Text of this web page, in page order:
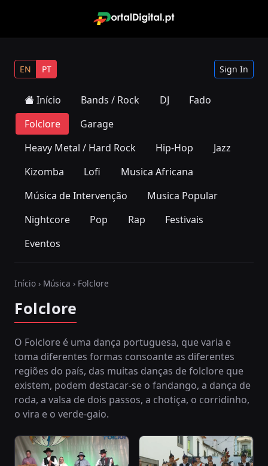
EN PT Sign In
Início Bands / Rock DJ
Fado
Folclore
Garage
Heavy Metal / Hard Rock
Hip-Hop
Jazz
Kizomba
Lofi
Musica Africana
Música de Intervenção
Musica Popular
Nightcore
Pop Rap
Festivais
Eventos
Início › Música › Folclore
Folclore
O Folclore é uma dança portuguesa, que varia e
toma diferentes formas consoante as diferentes
regiões do país, das muitas danças de folclore que
existem, podem destacar-se o fandango, a dança de
roda, a valsa de dois passos, a chotiça, o corridinho,
o vira e o verde-gaio.